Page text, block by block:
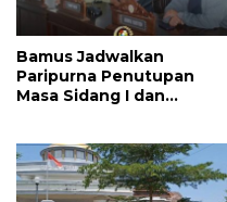
Bamus Jadwalkan
Paripurna Penutupan
Masa Sidang I dan
Siapkan Agenda
Strategis